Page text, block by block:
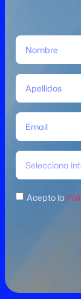
Selecciona
Acepto la